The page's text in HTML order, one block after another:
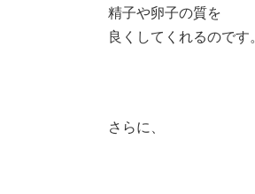
精子や卵子の質を
良くしてくれるのです。
さらに、